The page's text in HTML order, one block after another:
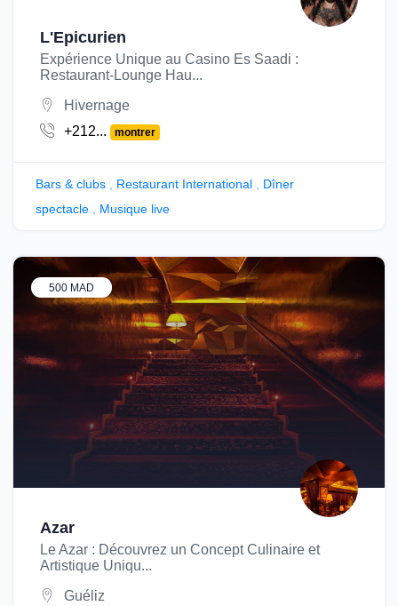
L'Epicurien
Expérience Unique au Casino Es Saadi :
Restaurant-Lounge Hau...
Hivernage
+212...
montrer
Bars & clubs Restaurant International
Dîner
spectacle
Musique live
500 MAD
Azar
Le Azar : Découvrez un Concept Culinaire et
Artistique Uniqu...
Guéliz